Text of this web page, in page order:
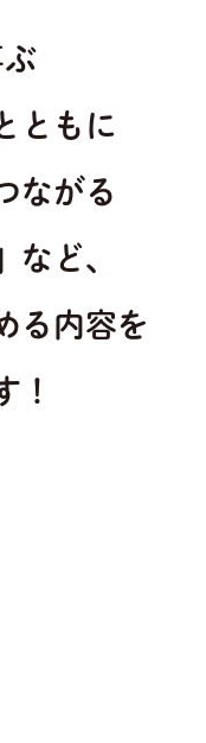
ともに
ながる
など、
る内容を
！